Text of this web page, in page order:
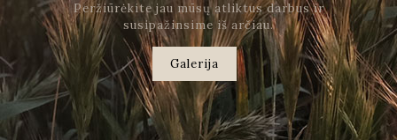
Peržiūrėkite jau mūsų atliktus darbus ir
susipažinsime iš arčiau.
Galerija